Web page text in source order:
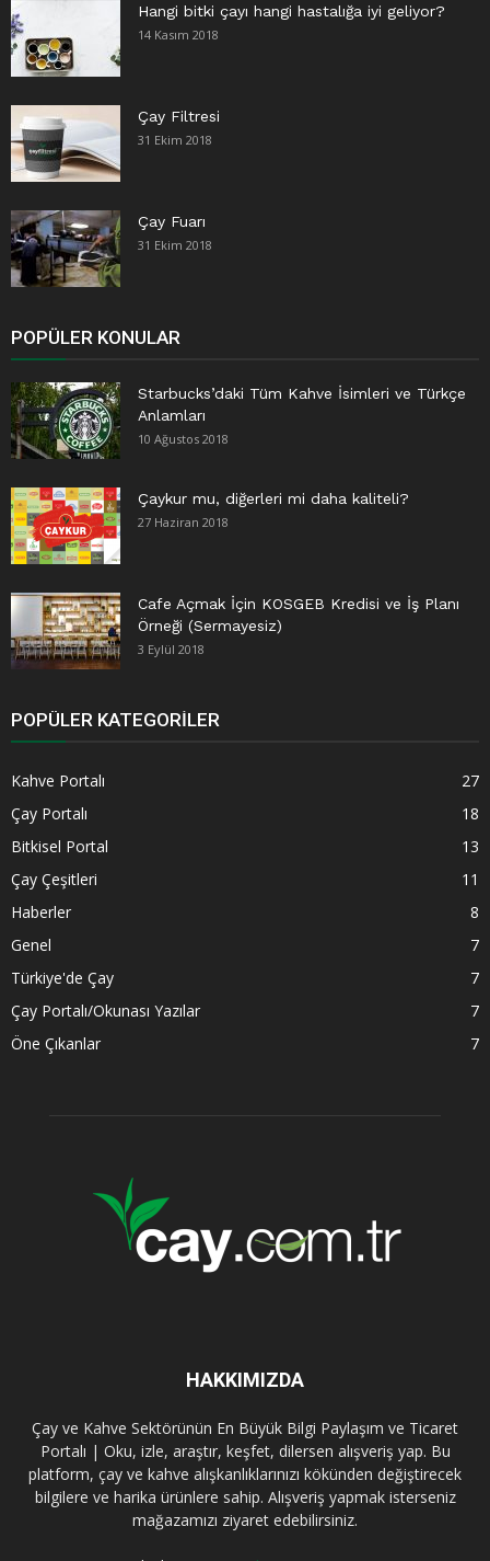
Hangi bitki çayı hangi hastalığa iyi geliyor?
14 Kasım 2018
Çay Filtresi
31 Ekim 2018
Çay Fuarı
31 Ekim 2018
POPÜLER KONULAR
Starbucks’daki Tüm Kahve İsimleri ve Türkçe
Anlamları
10 Ağustos 2018
Çaykur mu, diğerleri mi daha kaliteli?
27 Haziran 2018
Cafe Açmak İçin KOSGEB Kredisi ve İş Planı
Örneği (Sermayesiz)
3 Eylül 2018
POPÜLER KATEGORILER
Kahve Portalı
27
Çay Portalı
18
Bitkisel Portal
13
Çay Çeşitleri
11
Haberler
8
Genel
7
Türkiye'de Çay
7
Çay Portalı/Okunası Yazılar
7
Öne Çıkanlar
7
HAKKIMIZDA
Çay ve Kahve Sektörünün En Büyük Bilgi Paylaşım ve Ticaret
Portalı | Oku, izle, araştır, keşfet, dilersen alışveriş yap. Bu
platform, çay ve kahve alışkanlıklarınızı kökünden değiştirecek
bilgilere ve harika ürünlere sahip. Alışveriş yapmak isterseniz
mağazamızı ziyaret edebilirsiniz.